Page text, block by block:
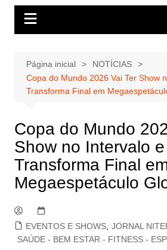
Página inicial
NOTÍCIAS
Copa do Mundo 2026 Vai Ter Show
Transforma Final em
Copa do Mundo
Show no Intervalo e
Transforma Final
Megaespetáculo
EVENTOS E SHOWS, JORNAL
SAÚDE - BEM ESTAR - FITNESS -